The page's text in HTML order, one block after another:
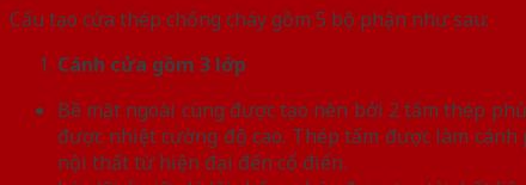
Cấu tạo cửa thép chống cháy gồm 5 bộ phận như sau:
Cánh cửa gồm 3 lớp
Bề mặt ngoài cùng được tạo nên bởi 2 tấm thép
được nhiệt cường độ cao. Thép tấm được làm
nội thất từ hiện đại đến cổ điển.